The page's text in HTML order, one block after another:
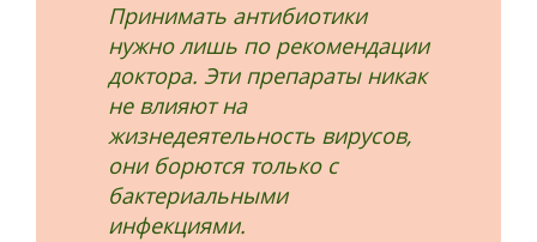
Принимать антибиотики
нужно лишь по рекомендации
доктора. Эти препараты никак
не влияют на
жизнедеятельность вирусов,
они борются только с
бактериальными
инфекциями.